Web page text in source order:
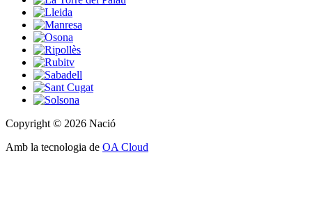
Copyright © 2026 Nació
Amb la tecnologia de OA Cloud